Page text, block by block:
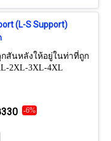
(L-S Support)
สันหลังให้อยู่ในท่าที่ถูก
2XL-3XL-4XL
-6%